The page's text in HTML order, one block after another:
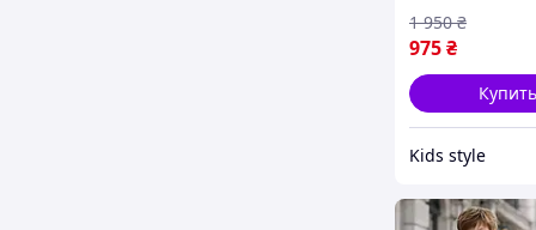
голубые шорты
резинке
975₴
1 950 ₴
Купить
Kids style